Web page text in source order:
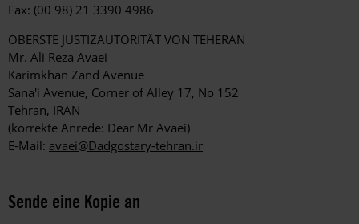
Fax: (00 98) 21 3390 4986
OBERSTE JUSTIZAUTORITÄT VON TEHERAN
Mr. Ali Reza Avaei
Karimkhan Zand Avenue
Sana'i Avenue, Corner of Alley 17, No 152
Tehran, IRAN
(korrekte Anrede: Dear Mr Avaei)
E-Mail: avaei@Dadgostary-tehran.ir
Sende eine Kopie an